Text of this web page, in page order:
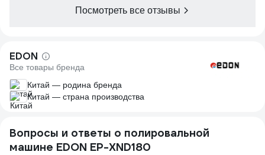
Посмотреть все отзывы
EDON
Все товары бренда
Китай — родина бренда
Китай — страна производства
Вопросы и ответы о полировальной
машине EDON EP-XND180